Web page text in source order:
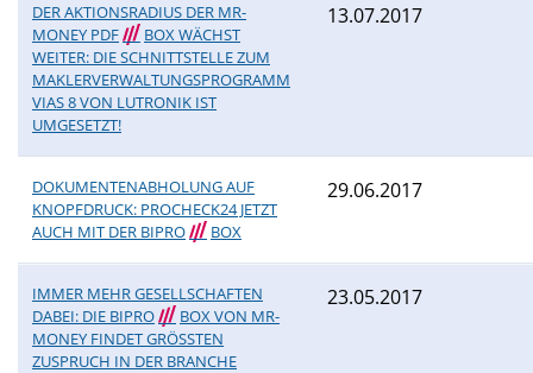
DER AKTIONSRADIUS DER MR-
MONEY PDF/// BOX WÄCHST
WEITER: DIE SCHNITTSTELLE ZUM
MAKLERVERWALTUNGSPROGRAMM
VIAS 8 VON LUTRONIK IST
UMGESETZT!
13.07.2017
DOKUMENTENABHOLUNG AUF
KNOPFDRUCK: PROCHECK24 JETZT
AUCH MIT DER BIPRO/// BOX
29.06.2017
IMMER MEHR GESELLSCHAFTEN
DABEI: DIE BIPRO/// BOX VON MR-
MONEY FINDET GRÖSSTEN Z
USPRUCH IN DER BRANCHE
23.05.2017